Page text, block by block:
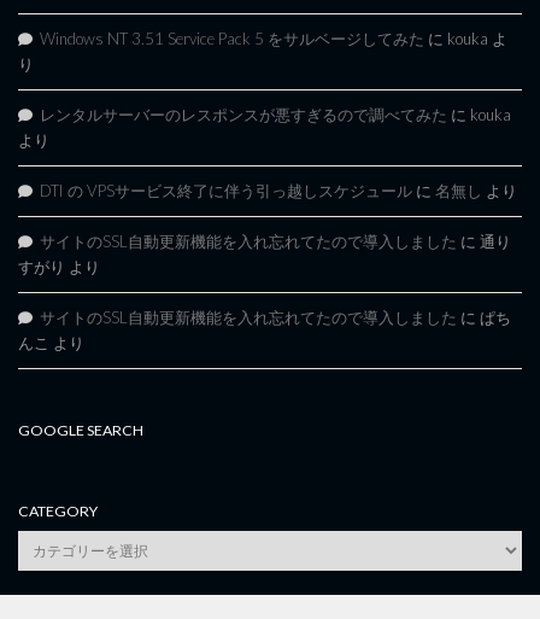
Windows NT 3.51 Service Pack 5 をサルベージしてみた に kouka よ
り
レンタルサーバーのレスポンスが悪すぎるので調べてみた に kouka
より
DTI の VPSサービス終了に伴う引っ越しスケジュール に 名無し より
サイトのSSL自動更新機能を入れ忘れてたので導入しました に 通り
すがり より
サイトのSSL自動更新機能を入れ忘れてたので導入しました に ぱち
んこ より
GOOGLE SEARCH
CATEGORY
category